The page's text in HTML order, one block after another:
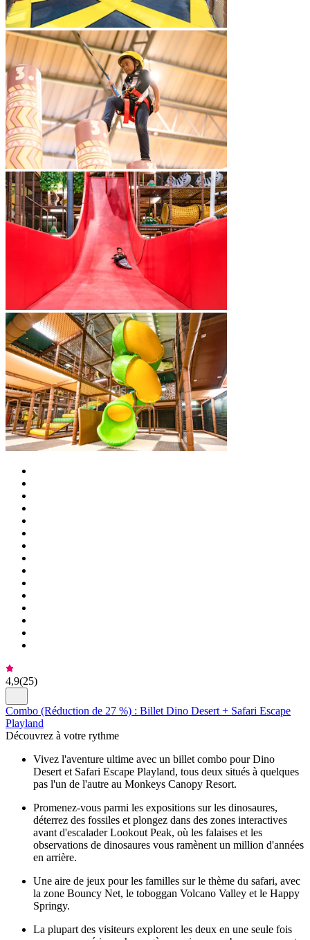
4,9(25)
Combo (Réduction de 27 %) : Billet Dino Desert + Safari Escape
Playland
Découvrez à votre rythme
Vivez l'aventure ultime avec un billet combo pour Dino
Desert et Safari Escape Playland, tous deux situés à quelques
pas l'un de l'autre au Monkeys Canopy Resort.
Promenez-vous parmi les expositions sur les dinosaures,
déterrez des fossiles et plongez dans des zones interactives
avant d'escalader Lookout Peak, où les falaises et les
observations de dinosaures vous ramènent un million d'années
en arrière.
Une aire de jeux pour les familles sur le thème du safari, avec
la zone Bouncy Net, le toboggan Volcano Valley et le Happy
Springy.
La plupart des visiteurs explorent les deux en une seule fois